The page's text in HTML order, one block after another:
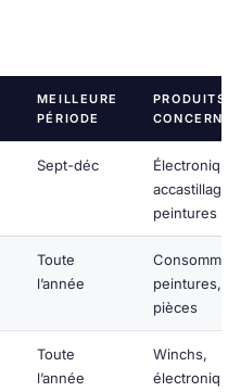
MEILLEURE
PÉRIODE
PRODUITS
CONCERNÉS
Sept-déc
Électronique,
accastillage,
peintures
Toute
l’année
peintures,
pièces
Toute
l’année
Winchs,
électronique,